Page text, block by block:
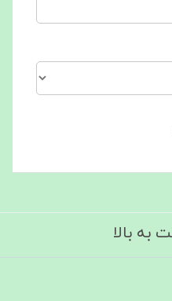
به بالا